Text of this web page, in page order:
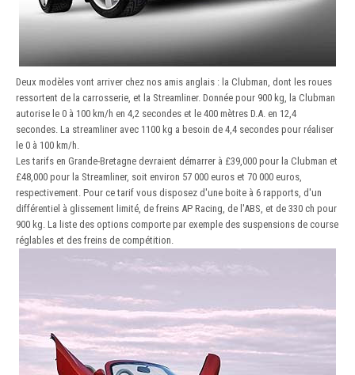
Deux modèles vont arriver chez nos amis anglais : la Clubman, dont les roues
ressortent de la carrosserie, et la Streamliner. Donnée pour 900 kg, la Clubman
autorise le 0 à 100 km/h en 4,2 secondes et le 400 mètres D.A. en 12,4
secondes. La streamliner avec 1100 kg a besoin de 4,4 secondes pour réaliser
le 0 à 100 km/h.
Les tarifs en Grande-Bretagne devraient démarrer à £39,000 pour la Clubman et
£48,000 pour la Streamliner, soit environ 57 000 euros et 70 000 euros,
respectivement. Pour ce tarif vous disposez d'une boite à 6 rapports, d'un
différentiel à glissement limité, de freins AP Racing, de l'ABS, et de 330 ch pour
900 kg. La liste des options comporte par exemple des suspensions de course
réglables et des freins de compétition.